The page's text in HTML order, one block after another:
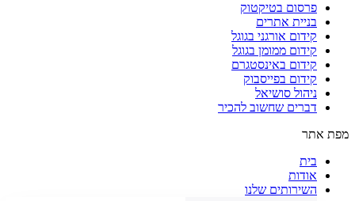
פרסום בטיקטוק
בניית אתרים
קידום אורגני בגוגל
קידום ממומן בגוגל
קידום באינסטגרם
קידום בפייסבוק
ניהול סושיאל
דברים שחשוב להכיר
מפת אתר
בית
אודות
השירותים שלנו